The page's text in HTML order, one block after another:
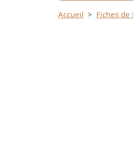
Accueil Fiches de